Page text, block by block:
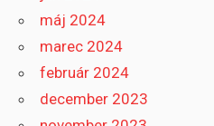
máj 2024
marec 2024
február 2024
december 2023